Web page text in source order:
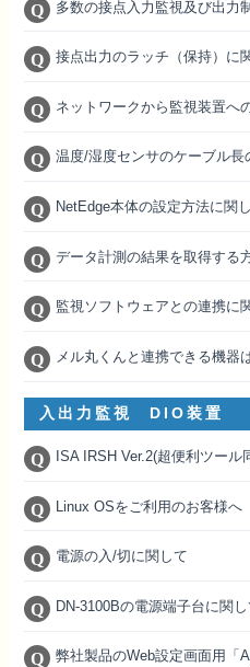
多数の接点入力監視及び出力
接点出力のラッチ（保持）に
ネットワークから監視装置へ
温度/湿度センサのケーブル長
NetEdge本体の設定方法に関
データ計測の結果を取得する
監視ソフトウェアとの連携に
メル丸くんと連携できる機器
入出力監視 DIO装置
ISA IRSH Ver.2(超便利ツー
Linux OSをご利用のお客様へ
電源の入/切に関して
DN-3100Bの電源端子台に関し
弊社製品のWeb設定画面用「